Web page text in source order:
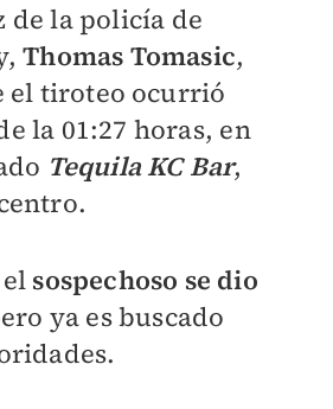
de la policía de
Thomas Tomasic,
el tiroteo ocurrió
la 01:27 horas, en
Tequila KC Bar,
sospechoso se dio
ya es buscado